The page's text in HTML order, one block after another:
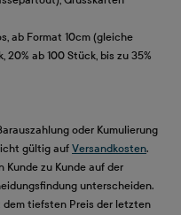
ab Format 10cm (gleiche
20% ab 100 Stück, bis zu 35%
oder Kumulierung
gültig auf Versandkosten.
Kunde zu Kunde auf der
unterscheiden.
tiefsten Preis der letzten